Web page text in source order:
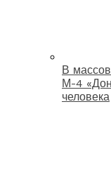
В
М-4
человека